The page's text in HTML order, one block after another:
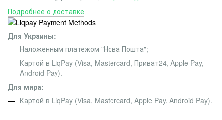
Подробнее о доставке
Для Украины:
Наложенным платежом "Нова Пошта";
Картой в LiqPay (Visa, Mastercard, Приват24, Apple Pay,
Android Pay).
Для мира:
Картой в LiqPay (Visa, Mastercard, Apple Pay, Android Pay).